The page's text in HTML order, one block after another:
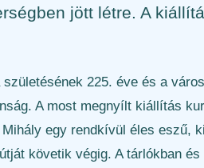
jött létre. A
225. éve és a
A most megnyílt kiállítás
egy rendkívül éles eszű,
követik végig. A tárlókban